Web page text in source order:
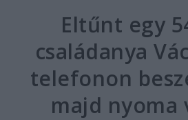
Eltűnt egy
családanya
telefonon
majd nyoma